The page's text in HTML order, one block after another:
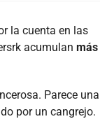
la cuenta en las
acumulan más
Parece una
por un cangrejo.